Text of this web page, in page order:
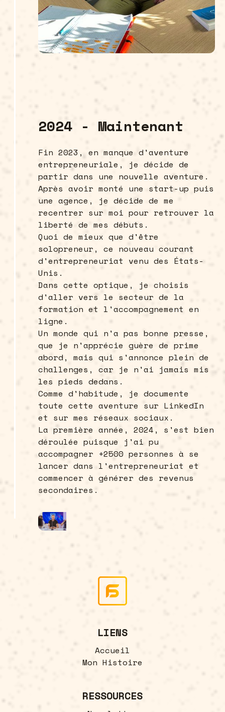
2024 - Maintenant
Fin 2023, en manque d'aventure
entrepreneuriale, je décide de
partir dans une nouvelle aventure.
Après avoir monté une start-up puis
une agence, je décide de me
recentrer sur moi pour retrouver la
liberté de mes débuts.
Quoi de mieux que d'être
solopreneur, ce nouveau courant
d'entrepreneuriat venu des États-
Unis.
Dans cette optique, je choisis
d'aller vers le secteur de la
formation et l'accompagnement en
ligne.
Un monde qui n'a pas bonne presse,
que je n'apprécie guère de prime
abord, mais qui s'annonce plein de
challenges, car je n'ai jamais mis
les pieds dedans.
Comme d'habitude, je documente
toute cette aventure sur LinkedIn
et sur mes réseaux sociaux.
La première année, 2024, s'est bien
déroulée puisque j'ai pu
accompagner +2500 personnes à se
lancer dans l'entrepreneuriat et
commencer à générer des revenus
secondaires.
LIENS
Accueil
Mon Histoire
RESSOURCES